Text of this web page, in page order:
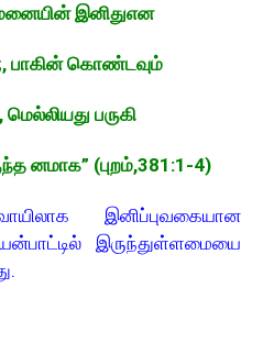
இனிதுஎன
பாகின் கொண்டவும்
பருகி
னமாக” (புறம்,381:1-4)
இனிப்புவகையான
இருந்துள்ளமையை